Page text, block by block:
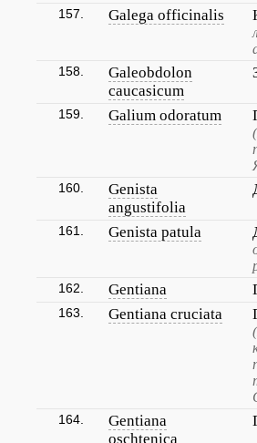
157. Galega officinalis
158.
Galeobdolon
caucasicum
159. Galium odoratum
160.
Genista
angustifolia
161. Genista patula
162. Gentiana
163. Gentiana cruciata
164.
Gentiana
oschtenica